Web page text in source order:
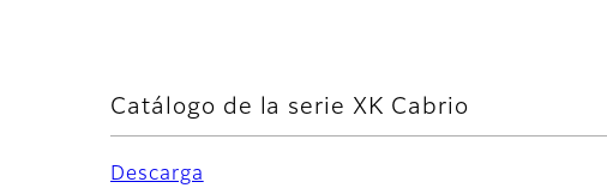
Catálogo de la serie XK Cabrio
Descarga